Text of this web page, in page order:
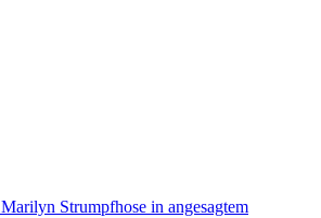
Marilyn Strumpfhose in angesagtem